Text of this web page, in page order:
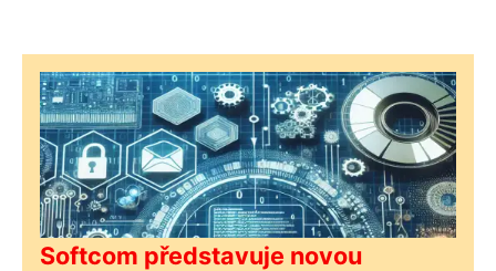
Softcom představuje novou